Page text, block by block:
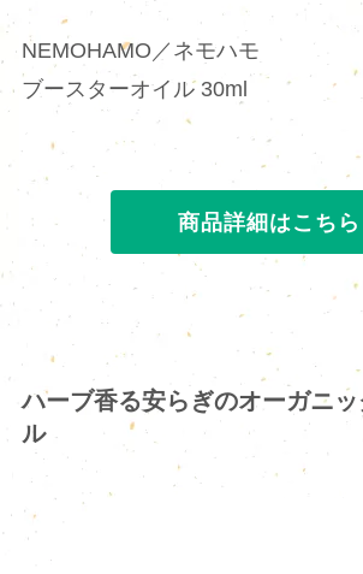
NEMOHAMO／ネモハモ
ブースターオイル 30ml
商品詳細はこちら
ハーブ香る安らぎのオーガニ
ル